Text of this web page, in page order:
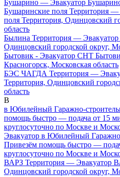
Бушарино — Эвакуатор
Бушаринские поля Территория
поля Территория, Одинцовский
область
Былина Территория —
Одинцовский городской округ,
Бытовик - Эвакуатор СНТ
Красногорск, Московская область
БЭС ЧАГДА Территория —
Территория, Одинцовский
область
В
в Юбилейный Гаражно-
помощь быстро — подача от 15
круглосуточно по Москве и
Эвакуатор в Юбилейный
Привезём помощь быстро —
круглосуточно по Москве и
ВАРЗ Территория — Эвакуатор
Одинцовский городской округ,